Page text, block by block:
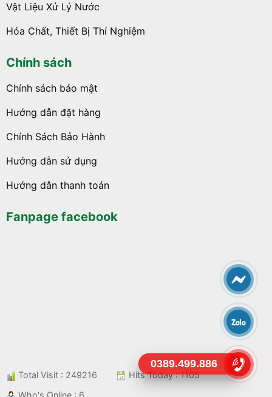
Vật Liệu Xử Lý Nước
Hóa Chất, Thiết Bị Thí Nghiệm
Chính sách
Chính sách bảo mật
Hướng dẫn đặt hàng
Chính Sách Bảo Hành
Hướng dẫn sử dụng
Hướng dẫn thanh toán
Fanpage facebook
Total Visit : 249216
Hits Today : 1105
Who's Online : 6
0389.499.886